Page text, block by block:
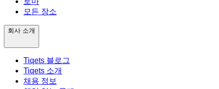
모든 장소
회사 소개
Tiqets 블로그
Tiqets 소개
채용 정보